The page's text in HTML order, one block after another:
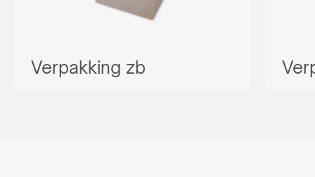
Verpakking zb